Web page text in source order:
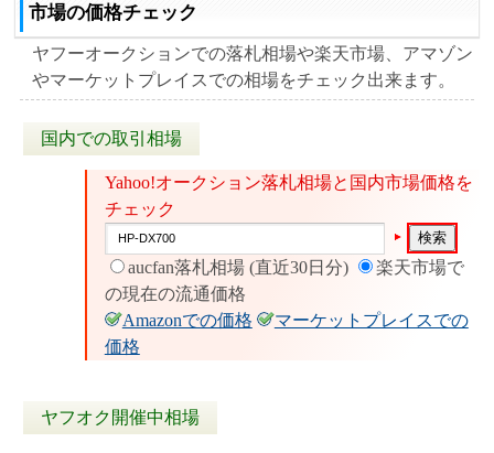
市場の価格チェック
ヤフーオークションでの落札相場や楽天市場、アマゾン
やマーケットプレイスでの相場をチェック出来ます。
国内での取引相場
Yahoo!オークション落札相場と国内市場価格を
チェック
aucfan落札相場 (直近30日分)
楽天市場で
の現在の流通価格
Amazonでの価格
マーケットプレイスでの
価格
ヤフオク開催中相場